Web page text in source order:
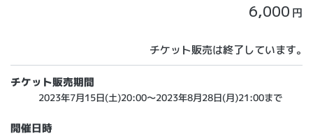
6,000 円
チケット販売は終了しています。
チケット販売期間
2023年7月15日(土)20:00～2023年8月28日(月)21:00まで
開催日時